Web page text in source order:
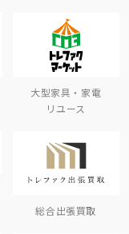
大型家具・家電
リユース
総合出張買取